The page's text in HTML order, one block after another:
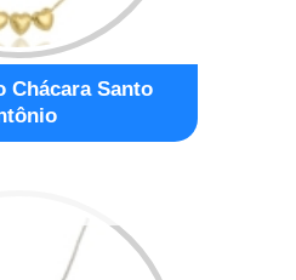
Chácara Santo